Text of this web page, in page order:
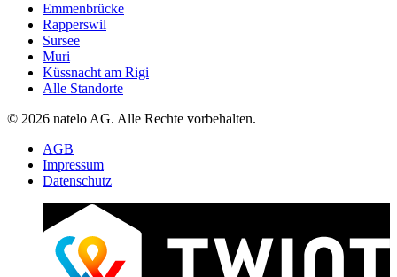
Emmenbrücke
Rapperswil
Sursee
Muri
Küssnacht am Rigi
Alle Standorte
© 2026 natelo AG. Alle Rechte vorbehalten.
AGB
Impressum
Datenschutz